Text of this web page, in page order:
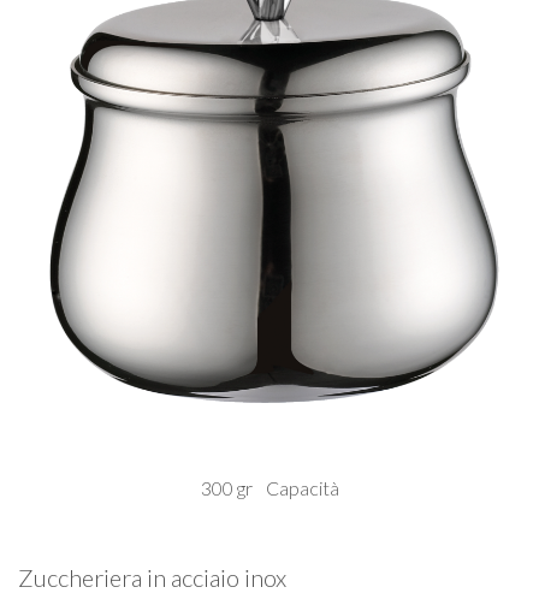
300 gr Capacità
Zuccheriera in acciaio inox